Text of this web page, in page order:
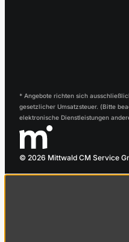
© 2026 Mittwald CM Service
* Angebote richten sich
gesetzlicher Umsatzsteuer. (Bitte
elektronische Dienstleistungen